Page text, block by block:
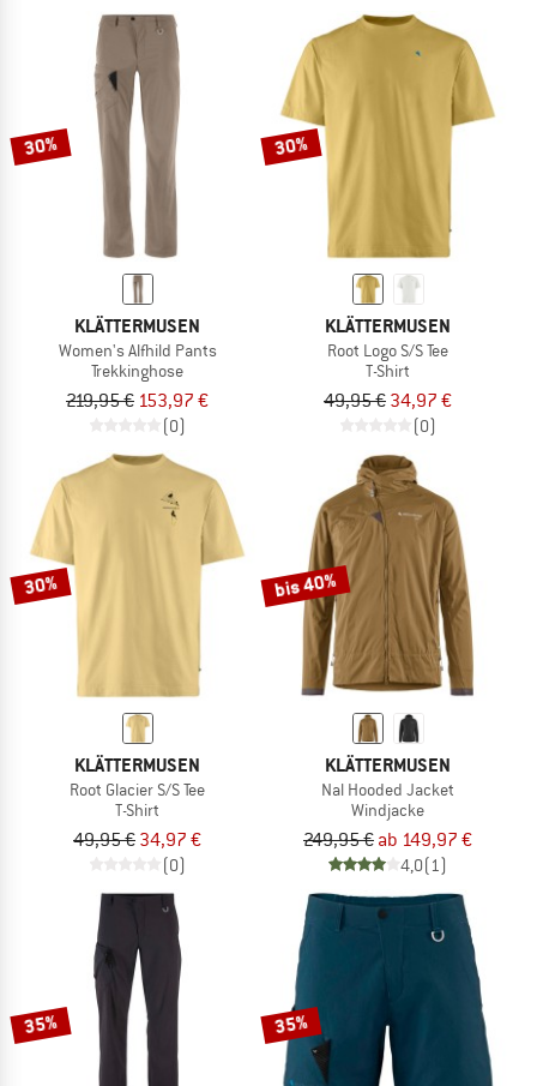
30%
KLÄTTERMUSEN
Women's Alfhild Pants
Trekkinghose
219,95 € 153,97 €
(0)
30%
KLÄTTERMUSEN
Root Logo S/S Tee
T-Shirt
49,95 € 34,97 €
(0)
30%
KLÄTTERMUSEN
Root Glacier S/S Tee
T-Shirt
49,95 € 34,97 €
(0)
bis 40%
KLÄTTERMUSEN
Nal Hooded Jacket
Windjacke
249,95 € ab 149,97 €
4,0(1)
35% 35%